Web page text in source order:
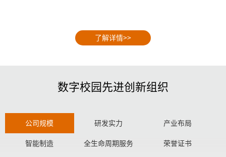
了解详情>>
数字校园先进创新组织
公司规模 研发实力 产业布局
智能制造 全生命周期服务 荣誉证书